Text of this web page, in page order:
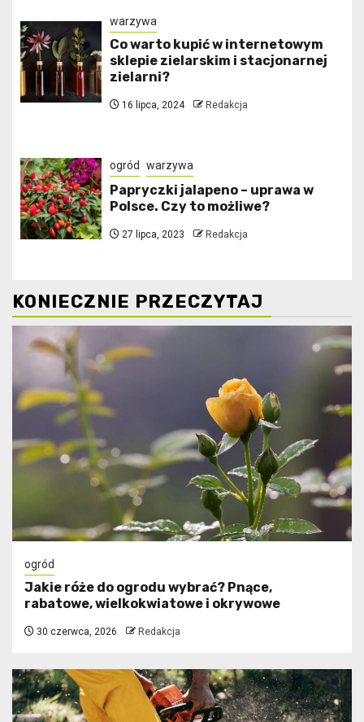
warzywa
Co warto kupić w internetowym
sklepie zielarskim i stacjonarnej
zielarni?
16 lipca, 2024 Redakcja
ogród warzywa
Papryczki jalapeno – uprawa w
Polsce. Czy to możliwe?
27 lipca, 2023 Redakcja
KONIECZNIE PRZECZYTAJ
ogród
Jakie róże do ogrodu wybrać? Pnące,
rabatowe, wielkokwiatowe i okrywowe
30 czerwca, 2026 Redakcja